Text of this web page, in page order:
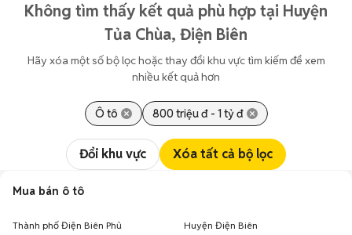
Không tìm thấy kết quả phù hợp tại Huyện
Tủa Chùa, Điện Biên
Hãy xóa một số bộ lọc hoặc thay đổi khu vực tìm kiếm để xem
nhiều kết quả hơn
Ô tô 800 triệu đ - 1 tỷ đ
Đổi khu vực Xóa tất cả bộ lọc
Mua bán ô tô
Thành phố Điện Biên Phủ Huyện Điện Biên